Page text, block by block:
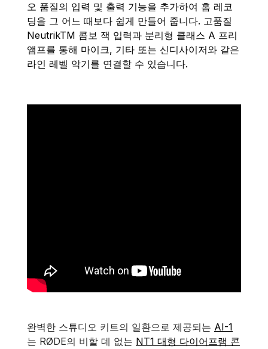
오 품질의 입력 및 출력 기능을 추가하여 홈 레코
딩을 그 어느 때보다 쉽게 만들어 줍니다. 고품질
NeutrikTM 콤보 잭 입력과 분리형 클래스 A 프리
앰프를 통해 마이크, 기타 또는 신디사이저와 같은
라인 레벨 악기를 연결할 수 있습니다.
완벽한 스튜디오 키트의 일환으로 제공되는 AI-1
는 RØDE의 비할 데 없는 NT1 대형 다이어프램 콘